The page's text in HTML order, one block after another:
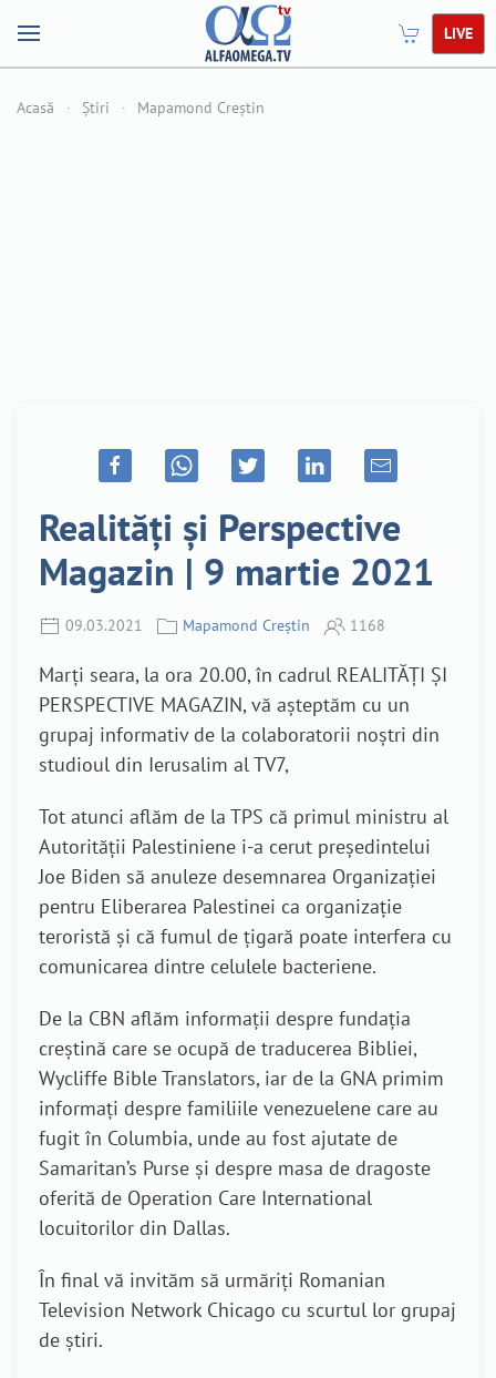
LIVE
Acasă Știri Mapamond Creștin
Realități și Perspective
Magazin | 9 martie 2021
09.03.2021 Mapamond Creștin 1168
Marți seara, la ora 20.00, în cadrul REALITĂȚI ȘI
PERSPECTIVE MAGAZIN, vă așteptăm cu un
grupaj informativ de la colaboratorii noștri din
studioul din Ierusalim al TV7,
Tot atunci aflăm de la TPS că primul ministru al
Autorității Palestiniene i-a cerut președintelui
Joe Biden să anuleze desemnarea Organizației
pentru Eliberarea Palestinei ca organizație
teroristă și că fumul de țigară poate interfera cu
comunicarea dintre celulele bacteriene.
De la CBN aflăm informații despre fundația
creștină care se ocupă de traducerea Bibliei,
Wycliffe Bible Translators, iar de la GNA primim
informați despre familiile venezuelene care au
fugit în Columbia, unde au fost ajutate de
Samaritan’s Purse și despre masa de dragoste
oferită de Operation Care International
locuitorilor din Dallas.
În final vă invităm să urmăriți Romanian
Television Network Chicago cu scurtul lor grupaj
de știri.